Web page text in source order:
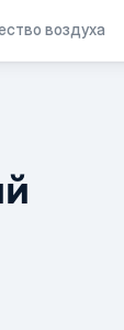
воздуха